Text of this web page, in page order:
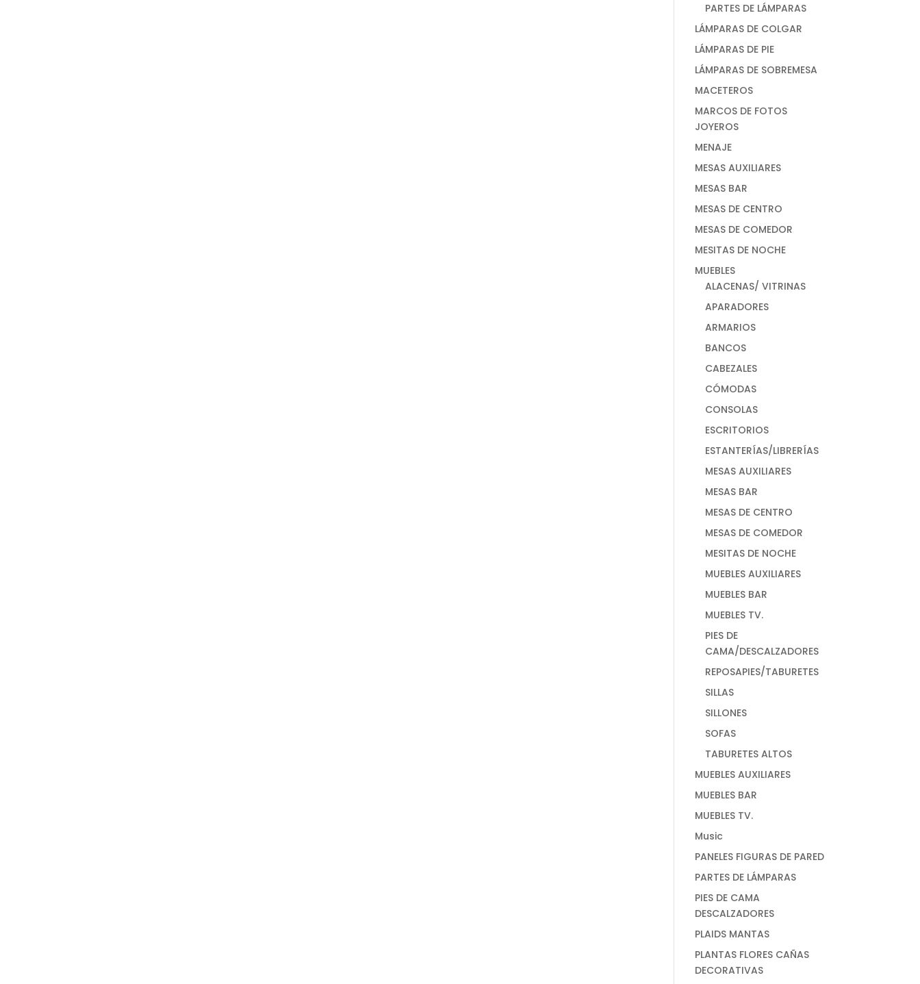
PARTES DE LÁMPARAS
LÁMPARAS DE COLGAR
LÁMPARAS DE PIE
LÁMPARAS DE SOBREMESA
MACETEROS
MARCOS DE FOTOS
JOYEROS
MENAJE
MESAS AUXILIARES
MESAS BAR
MESAS DE CENTRO
MESAS DE COMEDOR
MESITAS DE NOCHE
MUEBLES
ALACENAS/ VITRINAS
APARADORES
ARMARIOS
BANCOS
CABEZALES
CÓMODAS
CONSOLAS
ESCRITORIOS
ESTANTERÍAS/LIBRERÍAS
MESAS AUXILIARES
MESAS BAR
MESAS DE CENTRO
MESAS DE COMEDOR
MESITAS DE NOCHE
MUEBLES AUXILIARES
MUEBLES BAR
MUEBLES TV.
PIES DE
CAMA/DESCALZADORES
REPOSAPIES/TABURETES
SILLAS
SILLONES
SOFAS
TABURETES ALTOS
MUEBLES AUXILIARES
MUEBLES BAR
MUEBLES TV.
Music
PANELES FIGURAS DE PARED
PARTES DE LÁMPARAS
PIES DE CAMA
DESCALZADORES
PLAIDS MANTAS
PLANTAS FLORES CAÑAS
DECORATIVAS